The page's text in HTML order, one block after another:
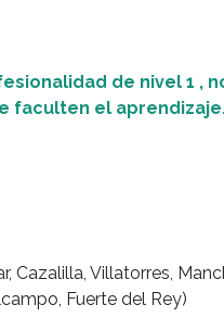
de nivel 1 ,
faculten el
Cazalilla, Villatorres,
Fuerte del Rey)